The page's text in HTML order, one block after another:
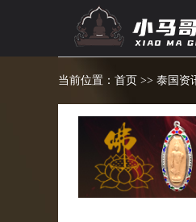
当前位置： 首页 >> 泰国资